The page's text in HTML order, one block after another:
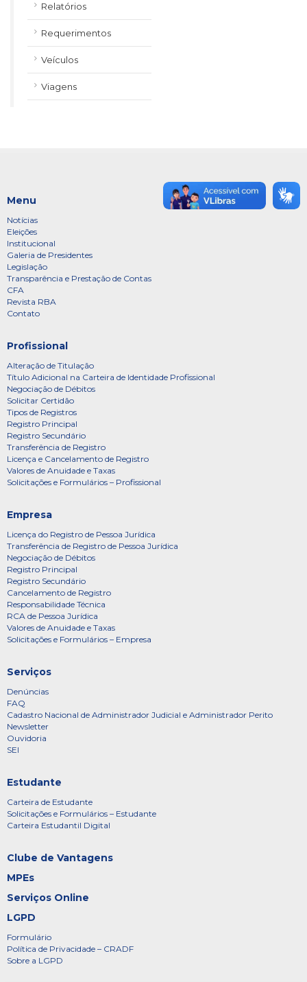
Relatórios
Requerimentos
Veículos
Viagens
Menu
Notícias
Eleições
Institucional
Galeria de Presidentes
Legislação
Transparência e Prestação de Contas
CFA
Revista RBA
Contato
Profissional
Alteração de Titulação
Título Adicional na Carteira de Identidade Profissional
Negociação de Débitos
Solicitar Certidão
Tipos de Registros
Registro Principal
Registro Secundário
Transferência de Registro
Licença e Cancelamento de Registro
Valores de Anuidade e Taxas
Solicitações e Formulários – Profissional
Empresa
Licença do Registro de Pessoa Jurídica
Transferência de Registro de Pessoa Jurídica
Negociação de Débitos
Registro Principal
Registro Secundário
Cancelamento de Registro
Responsabilidade Técnica
RCA de Pessoa Jurídica
Valores de Anuidade e Taxas
Solicitações e Formulários – Empresa
Serviços
Denúncias
FAQ
Cadastro Nacional de Administrador Judicial e Administrador Perito
Newsletter
Ouvidoria
SEI
Estudante
Carteira de Estudante
Solicitações e Formulários – Estudante
Carteira Estudantil Digital
Clube de Vantagens
MPEs
Serviços Online
LGPD
Formulário
Política de Privacidade – CRADF
Sobre a LGPD